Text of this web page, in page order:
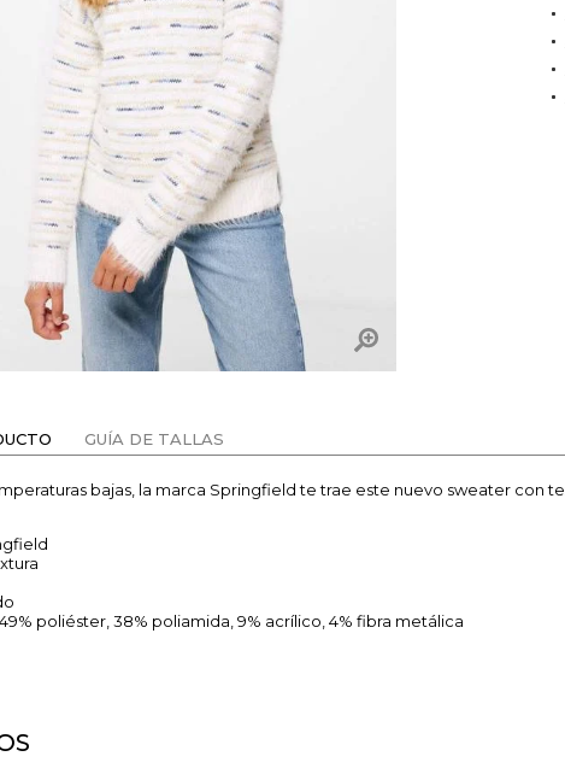
GUÍA DE TALLAS
bajas, la marca Springfield te trae este nuevo sweater con
poliéster, 38% poliamida, 9% acrílico, 4% fibra metálica